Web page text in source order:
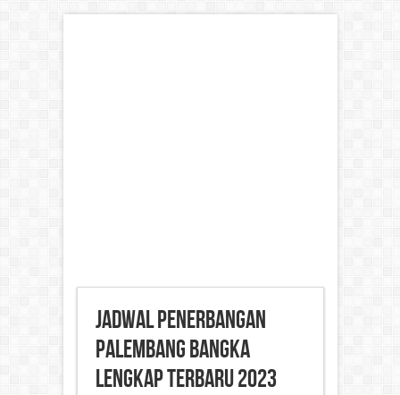
Jadwal Penerbangan
Palembang Bangka
Lengkap Terbaru 2023